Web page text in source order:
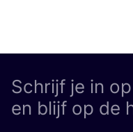
Schrijf je in
en blijf op de